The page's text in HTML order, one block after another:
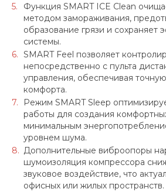
Функция SMART ICE Clean
методом замораживания,
образование грязи и сохраняет
системы.
SMART Feel позволяет
непосредственно с пульта
управления, обеспечивая
комфорта.
Режим SMART Sleep
работы для создания
минимальным
уровнем шума.
Дополнительные виброопоры
шумоизоляция компрессора
звуковое воздействие, что
офисных или жилых пространств.